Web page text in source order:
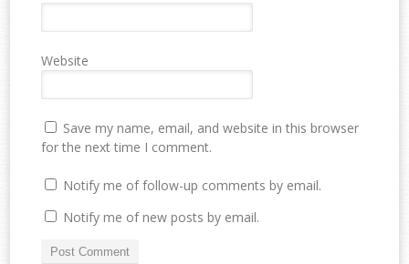
Website
Save my name, email, and website in this browser
for the next time I comment.
Notify me of follow-up comments by email.
Notify me of new posts by email.